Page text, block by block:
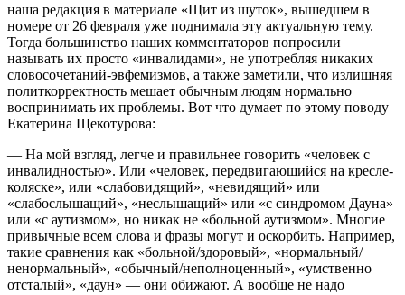
наша редакция в материале «Щит из шуток», вышедшем в
номере от 26 февраля уже поднимала эту актуальную тему.
Тогда большинство наших комментаторов попросили
называть их просто «инвалидами», не употребляя никаких
словосочетаний-эвфемизмов, а также заметили, что излишняя
политкорректность мешает обычным людям нормально
воспринимать их проблемы. Вот что думает по этому поводу
Екатерина Щекотурова:
— На мой взгляд, легче и правильнее говорить «человек с
инвалидностью». Или «человек, передвигающийся на кресле-
коляске», или «слабовидящий», «невидящий» или
«слабослышащий», «неслышащий» или «с синдромом Дауна»
или «с аутизмом», но никак не «больной аутизмом». Многие
привычные всем слова и фразы могут и оскорбить. Например,
такие сравнения как «больной/здоровый», «нормальный/
ненормальный», «обычный/неполноценный», «умственно
отсталый», «даун» — они обижают. А вообще не надо